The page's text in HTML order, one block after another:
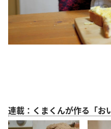
連載：くまくんが作る「お